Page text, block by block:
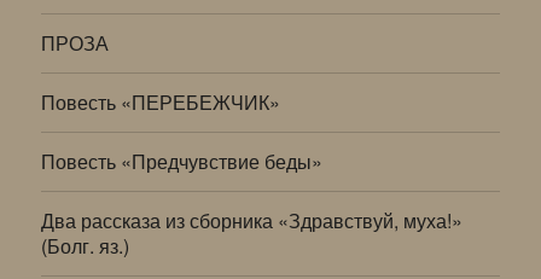
ПРОЗА
Повесть «ПЕРЕБЕЖЧИК»
Повесть «Предчувствие беды»
Два рассказа из сборника «Здравствуй, муха!»
(Болг. яз.)